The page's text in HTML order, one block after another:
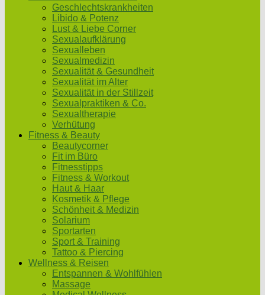
Geschlechtskrankheiten
Libido & Potenz
Lust & Liebe Corner
Sexualaufklärung
Sexualleben
Sexualmedizin
Sexualität & Gesundheit
Sexualität im Alter
Sexualität in der Stillzeit
Sexualpraktiken & Co.
Sexualtherapie
Verhütung
Fitness & Beauty
Beautycorner
Fit im Büro
Fitnesstipps
Fitness & Workout
Haut & Haar
Kosmetik & Pflege
Schönheit & Medizin
Solarium
Sportarten
Sport & Training
Tattoo & Piercing
Wellness & Reisen
Entspannen & Wohlfühlen
Massage